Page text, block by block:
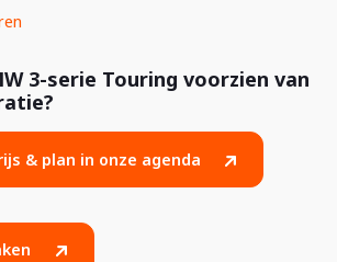
3-serie Touring voorzien van
& plan in onze agenda